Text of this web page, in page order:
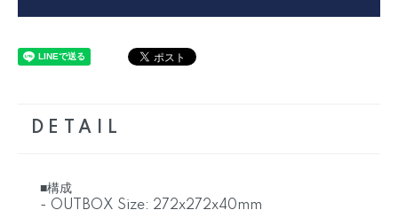
DETAIL
■構成
- OUTBOX Size: 272x272x40mm